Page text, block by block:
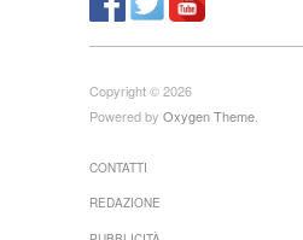
Copyright © 2026
Powered by Oxygen Theme
CONTATTI
REDAZIONE